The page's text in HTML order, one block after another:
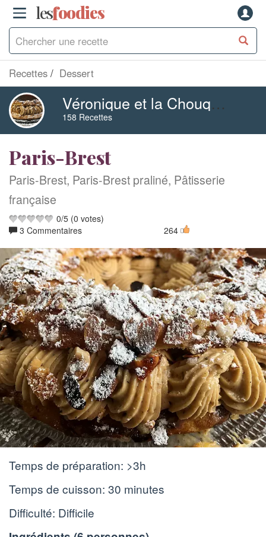
lesfoodies
Recettes Dessert
Véronique et la Chouquetterie
158 Recettes
Paris-Brest
Paris-Brest, Paris-Brest praliné, Pâtisserie
française
0/5 (0 votes)
3 Commentaires
264
Temps de préparation: >3h
Temps de cuisson: 30 minutes
Difficulté: Difficile